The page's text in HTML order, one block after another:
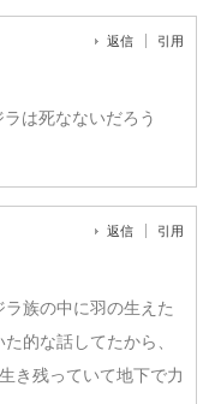
返信 引用
は死なないだろう
返信 引用
族の中に羽の生えた
的な話してたから、
き残っていて地下で力